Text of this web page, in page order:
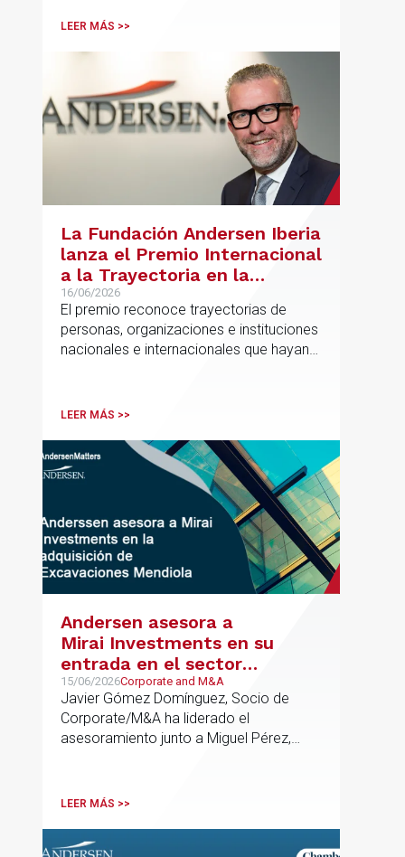
LEER MÁS >>
La Fundación Andersen Iberia
lanza el Premio Internacional
a la Trayectoria en la
Promoción de la Educación
16/06/2026
El premio reconoce trayectorias de
personas, organizaciones e instituciones
nacionales e internacionales que hayan
innovación o la equidad educativa
LEER MÁS >>
Andersen asesora a
Mirai Investments en su
entrada en el sector
medioambiental con la
adquisición de la
vasca Excavaciones
Mendiola
15/06/2026Corporate and M&A
Javier Gómez Domínguez, Socio de
Corporate/M&A ha liderado el
asesoramiento junto a Miguel Pérez,
LEER MÁS >>